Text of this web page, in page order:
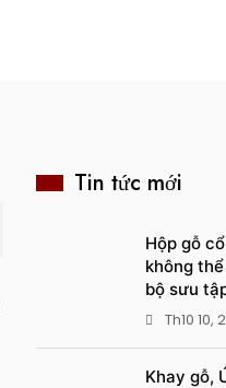
Tin tức mới
Hộp gỗ
không
bộ sưu
Th10 10,
Khay gỗ,